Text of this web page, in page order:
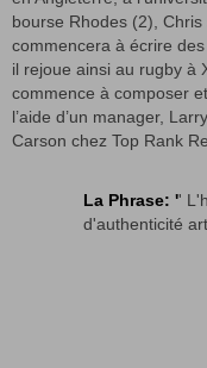
bourse Rhodes (2),
commencera à écrire
il rejoue ainsi au rugby à
commence à composer
l’aide d’un manager,
Carson chez Top Rank
La Phrase: ''
d'authenticité